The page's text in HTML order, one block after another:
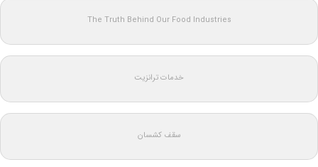
The Truth Behind Our Food Industries
خدمات ترانزیت
سقف کشسان